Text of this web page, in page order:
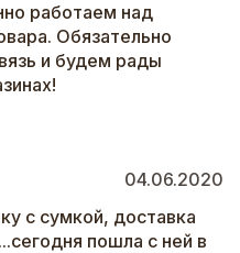
работаем над
Обязательно
и будем рады
04.06.2020
с сумкой, доставка
пошла с ней в